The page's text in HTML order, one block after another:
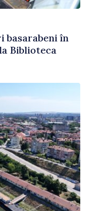
basarabeni în
Biblioteca